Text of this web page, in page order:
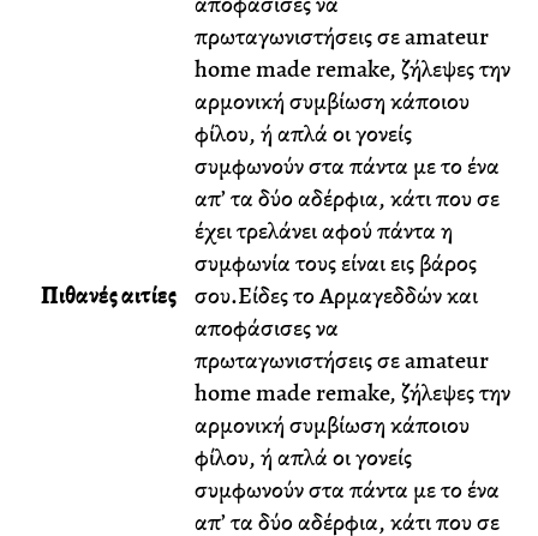
Πιθανές αιτίες
πρωταγωνιστήσεις σε amateur
home made remake, ζήλεψες την
αρμονική συμβίωση κάποιου
φίλου, ή απλά οι γονείς
συμφωνούν στα πάντα με το ένα
απ’ τα δύο αδέρφια, κάτι που σε
έχει τρελάνει αφού πάντα η
συμφωνία τους είναι εις βάρος
σου.Είδες το Αρμαγεδδών και
αποφάσισες να
πρωταγωνιστήσεις σε amateur
home made remake, ζήλεψες την
αρμονική συμβίωση κάποιου
φίλου, ή απλά οι γονείς
συμφωνούν στα πάντα με το ένα
απ’ τα δύο αδέρφια, κάτι που σε